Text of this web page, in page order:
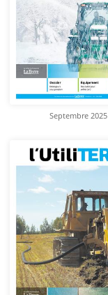
Septembre 2025